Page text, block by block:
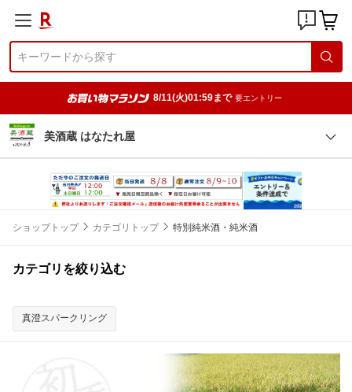
8/11(火)01:59まで 要エントリー
美酒蔵 はなたれ屋
ショップトップ カテゴリトップ 特別純米酒・純米酒
カテゴリを絞り込む
真澄スパークリング